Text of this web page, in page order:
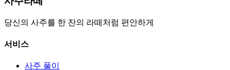
당신의 사주를 한 잔의 라떼처럼 편안하게
서비스
사주 풀이